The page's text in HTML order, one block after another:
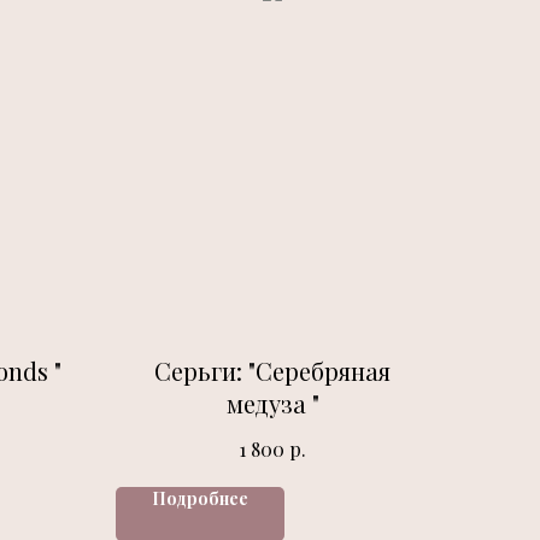
"
Серьги: "Серебряная
медуза "
1 800 р.
Подробнее